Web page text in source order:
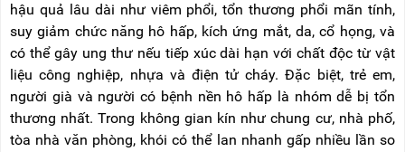
hậu quả lâu dài như viêm phổi, tổn thương phổi mãn tính,
suy giảm chức năng hô hấp, kích ứng mắt, da, cổ họng, và
có thể gây ung thư nếu tiếp xúc dài hạn với chất độc từ vật
liệu công nghiệp, nhựa và điện tử cháy. Đặc biệt, trẻ em,
người già và người có bệnh nền hô hấp là nhóm dễ bị tổn
thương nhất. Trong không gian kín như chung cư, nhà phố,
tòa nhà văn phòng, khói có thể lan nhanh gấp nhiều lần so